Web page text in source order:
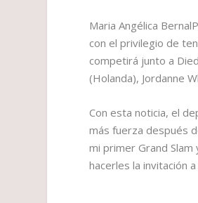
Maria Angélica
con el privilegio de
competirá junto a
(Holanda), Jordanne
Con esta noticia, el
más fuerza después
mi primer Grand
hacerles la invitación